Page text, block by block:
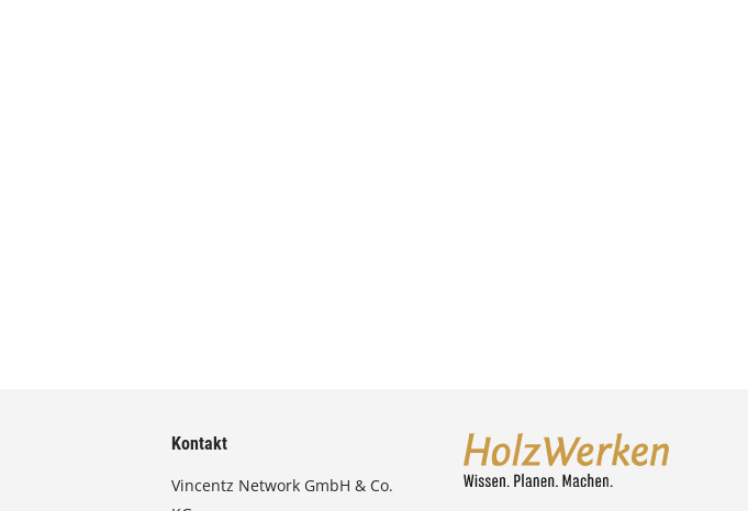
Kontakt
Vincentz Network GmbH & Co.